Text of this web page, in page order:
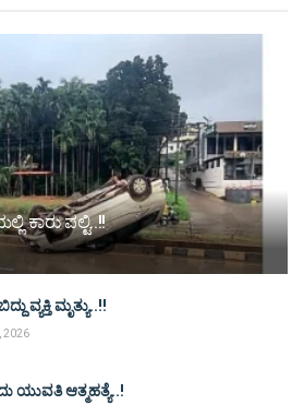
ಕಾರು ಪಲ್ಟಿ..!!
ವ್ಯಕ್ತಿ ಮೃತ್ಯು..!!
2026
ಯುವತಿ ಆತ್ಮಹತ್ಯೆ..!